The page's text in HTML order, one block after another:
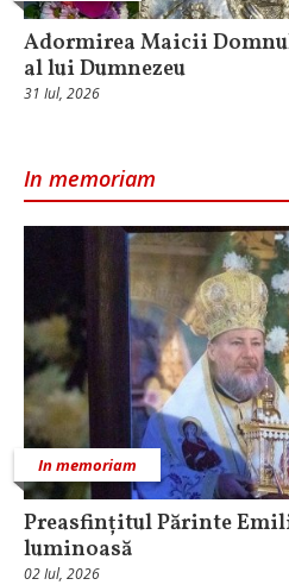
Adormirea Maicii
al lui Dumnezeu
31 Iul, 2026
In memoriam
In memoriam
Preasfințitul Părinte
luminoasă
02 Iul, 2026